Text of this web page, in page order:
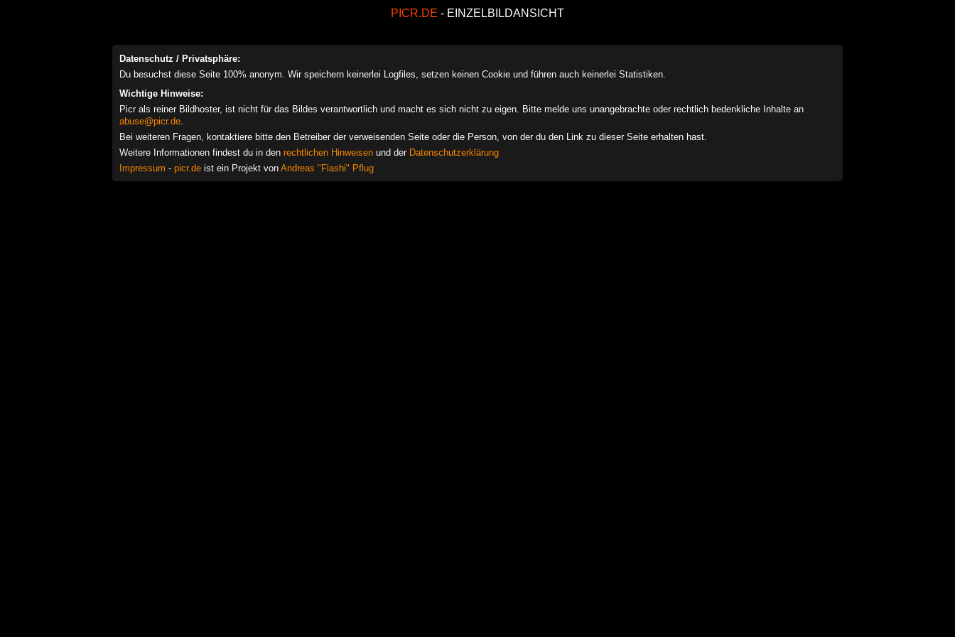
PICR.DE - EINZELBILDANSICHT
Datenschutz / Privatsphäre:
Du besuchst diese Seite 100% anonym. Wir speichern keinerlei Logfiles, setzen keinen Cookie und führen auch keinerlei Statistiken.
Wichtige Hinweise:
Picr als reiner Bildhoster, ist nicht für das Bildes verantwortlich und macht es sich nicht zu eigen. Bitte melde uns unangebrachte oder rechtlich bedenkliche Inhalte an
abuse@picr.de.
Bei weiteren Fragen, kontaktiere bitte den Betreiber der verweisenden Seite oder die Person, von der du den Link zu dieser Seite erhalten hast.
Weitere Informationen findest du in den rechtlichen Hinweisen und der Datenschutzerklärung
Impressum - picr.de ist ein Projekt von Andreas "Flashi" Pflug